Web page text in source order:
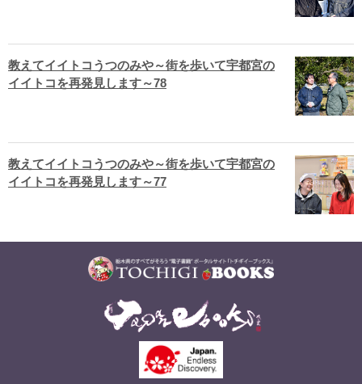
教えてイイトコうつのみや～街を歩いて宇都宮の
イイトコを再発見します～78
教えてイイトコうつのみや～街を歩いて宇都宮の
イイトコを再発見します～77